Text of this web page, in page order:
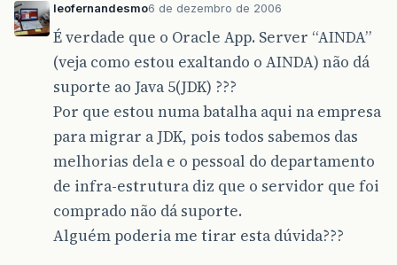
leofernandesmo6 de dezembro de 2006
É verdade que o Oracle App. Server “AINDA”
(veja como estou exaltando o AINDA) não dá
suporte ao Java 5(JDK) ???
Por que estou numa batalha aqui na empresa
para migrar a JDK, pois todos sabemos das
melhorias dela e o pessoal do departamento
de infra-estrutura diz que o servidor que foi
comprado não dá suporte.
Alguém poderia me tirar esta dúvida???